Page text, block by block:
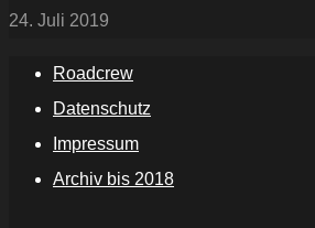
24. Juli 2019
Roadcrew
Datenschutz
Impressum
Archiv bis 2018